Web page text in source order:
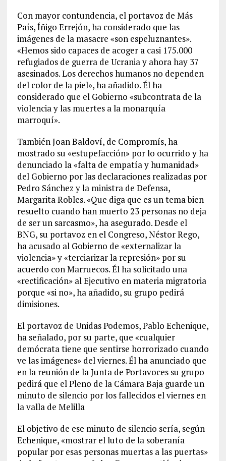
Con mayor contundencia, el portavoz de Más
País, Íñigo Errejón, ha considerado que las
imágenes de la masacre «son espeluznantes».
«Hemos sido capaces de acoger a casi 175.000
refugiados de guerra de Ucrania y ahora hay 37
asesinados. Los derechos humanos no dependen
del color de la piel», ha añadido. Él ha
considerado que el Gobierno «subcontrata de la
violencia y las muertes a la monarquía
marroquí».
También Joan Baldoví, de Compromís, ha
mostrado su «estupefacción» por lo ocurrido y ha
denunciado la «falta de empatía y humanidad»
del Gobierno por las declaraciones realizadas por
Pedro Sánchez y la ministra de Defensa,
Margarita Robles. «Que diga que es un tema bien
resuelto cuando han muerto 23 personas no deja
de ser un sarcasmo», ha asegurado. Desde el
BNG, su portavoz en el Congreso, Néstor Rego,
ha acusado al Gobierno de «externalizar la
violencia» y «terciarizar la represión» por su
acuerdo con Marruecos. Él ha solicitado una
«rectificación» al Ejecutivo en materia migratoria
porque «si no», ha añadido, su grupo pedirá
dimisiones.
El portavoz de Unidas Podemos, Pablo Echenique,
ha señalado, por su parte, que «cualquier
demócrata tiene que sentirse horrorizado cuando
ve las imágenes» del viernes. Él ha anunciado que
en la reunión de la Junta de Portavoces su grupo
pedirá que el Pleno de la Cámara Baja guarde un
minuto de silencio por los fallecidos el viernes en
la valla de Melilla
El objetivo de ese minuto de silencio sería, según
Echenique, «mostrar el luto de la soberanía
popular por esas personas muertas a las puertas»